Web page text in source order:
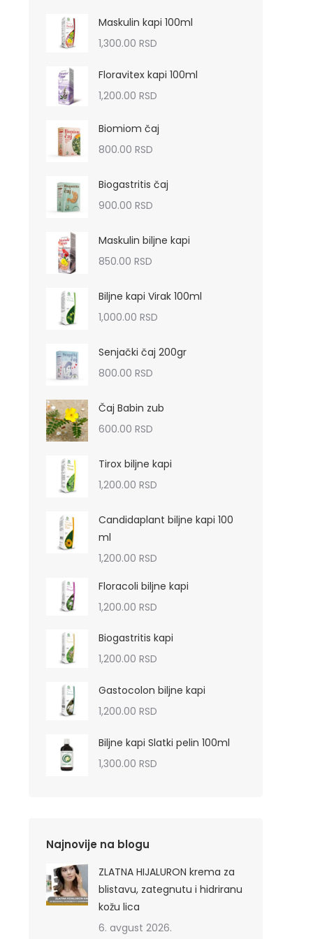
Maskulin kapi 100ml
1,300.00 RSD
Floravitex kapi 100ml
1,200.00 RSD
Biomiom čaj
800.00 RSD
Biogastritis čaj
900.00 RSD
Maskulin biljne kapi
850.00 RSD
Biljne kapi Virak 100ml
1,000.00 RSD
Senjački čaj 200gr
800.00 RSD
Čaj Babin zub
600.00 RSD
Tirox biljne kapi
1,200.00 RSD
Candidaplant biljne kapi 100
ml
1,200.00 RSD
Floracoli biljne kapi
1,200.00 RSD
Biogastritis kapi
1,200.00 RSD
Gastocolon biljne kapi
1,200.00 RSD
Biljne kapi Slatki pelin 100ml
1,300.00 RSD
Najnovije na blogu
ZLATNA HIJALURON krema za
blistavu, zategnutu i hidriranu
kožu lica
6. avgust 2026.